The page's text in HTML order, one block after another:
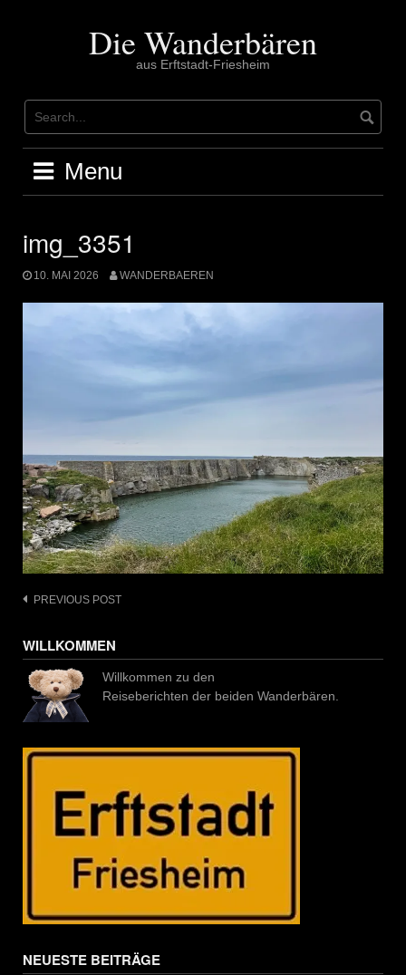
Die Wanderbären
aus Erftstadt-Friesheim
Menu
img_3351
10. MAI 2026 WANDERBAEREN
Post
PREVIOUS POST
WILLKOMMEN
Willkommen zu den
Reiseberichten der beiden Wanderbären.
NEUESTE BEITRÄGE